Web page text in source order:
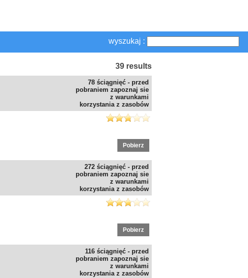
wyszukaj :
39 results
78 ściągnięć - przed
pobraniem zapoznaj sie
z warunkami
korzystania z zasobów
Pobierz
272 ściągnięć - przed
pobraniem zapoznaj sie
z warunkami
korzystania z zasobów
Pobierz
116 ściągnięć - przed
pobraniem zapoznaj sie
z warunkami
korzystania z zasobów